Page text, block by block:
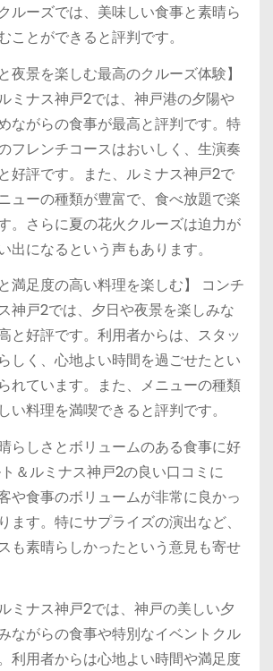
ルーズでは、美味しい食事と素晴ら
ことができると評判です。
夜景を楽しむ最高のクルーズ体験】
ミナス神戸2では、神戸港の夕陽や
ながらの食事が最高と評判です。特
フレンチコースはおいしく、生演奏
好評です。また、ルミナス神戸2で
ューの種類が豊富で、食べ放題で楽
。さらに夏の花火クルーズは迫力が
出になるという声もあります。
満足度の高い料理を楽しむ】 コンチ
神戸2では、夕日や夜景を楽しみな
と好評です。利用者からは、スタッ
しく、心地よい時間を過ごせたとい
れています。また、メニューの種類
い料理を満喫できると評判です。
らしさとボリュームのある食事に好
＆ルミナス神戸2の良い口コミに
や食事のボリュームが非常に良かっ
ます。特にサプライズの演出など、
も素晴らしかったという意見も寄せ
ミナス神戸2では、神戸の美しい夕
ながらの食事や特別なイベントクル
利用者からは心地よい時間や満足度